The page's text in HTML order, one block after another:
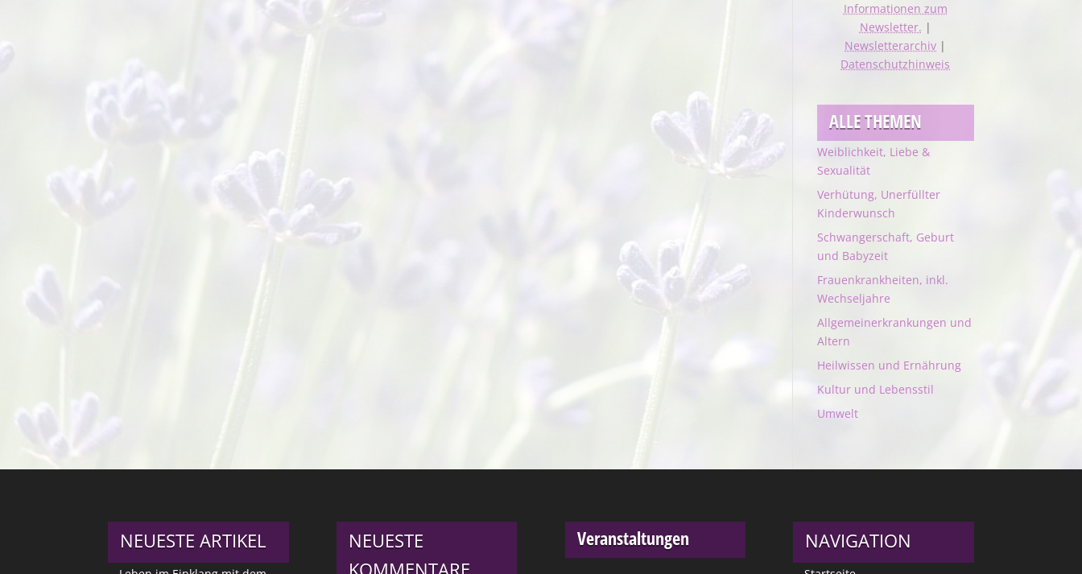
Informationen zum
Newsletter. |
Newsletterarchiv |
Datenschutzhinweis
ALLE THEMEN
Weiblichkeit, Liebe &
Sexualität
Verhütung, Unerfüllter
Kinderwunsch
Schwangerschaft, Geburt
und Babyzeit
Frauenkrankheiten, inkl.
Wechseljahre
Allgemeinerkrankungen und
Altern
Heilwissen und Ernährung
Kultur und Lebensstil
Umwelt
NEUESTE ARTIKEL
NEUESTE
KOMMENTARE
Veranstaltungen NAVIGATION